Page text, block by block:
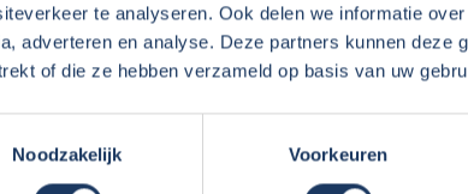
te analyseren. Ook delen we informatie
adverteren en analyse. Deze partners kunnen deze
of die ze hebben verzameld op basis van uw
Noodzakelijk
Voorkeuren
onderweg voor de kinderen!
de rit heerlijk geslapen in het stapelbed, dus
op een leuk plekje en eitjes bakken. Ideaal!
in Duitsland en naar Legoland Duitsland